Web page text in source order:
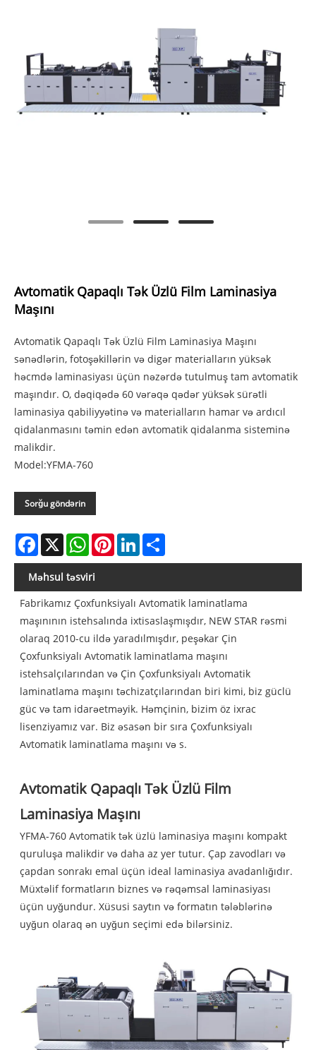
Avtomatik Qapaqlı Tək Üzlü Film Laminasiya
Maşını
Avtomatik Qapaqlı Tək Üzlü Film Laminasiya Maşını
sənədlərin, fotoşəkillərin və digər materialların yüksək
həcmdə laminasiyası üçün nəzərdə tutulmuş tam avtomatik
maşındır. O, dəqiqədə 60 vərəqə qədər yüksək sürətli
laminasiya qabiliyyətinə və materialların hamar və ardıcıl
qidalanmasını təmin edən avtomatik qidalanma sisteminə
malikdir.
Model:YFMA-760
Sorğu göndərin
Facebook
X WhatsAppPinterestLinkedIn
Məhsul təsviri
Fabrikamız Çoxfunksiyalı Avtomatik laminatlama
maşınının istehsalında ixtisaslaşmışdır, NEW STAR rəsmi
olaraq 2010-cu ildə yaradılmışdır, peşəkar Çin
Çoxfunksiyalı Avtomatik laminatlama maşını
istehsalçılarından və Çin Çoxfunksiyalı Avtomatik
laminatlama maşını təchizatçılarından biri kimi, biz güclü
güc və tam idarəetməyik. Həmçinin, bizim öz ixrac
lisenziyamız var. Biz əsasən bir sıra Çoxfunksiyalı
Avtomatik laminatlama maşını və s.
Avtomatik Qapaqlı Tək Üzlü Film
Laminasiya Maşını
YFMA-760 Avtomatik tək üzlü laminasiya maşını kompakt
quruluşa malikdir və daha az yer tutur. Çap zavodları və
çapdan sonrakı emal üçün ideal laminasiya avadanlığıdır.
Müxtəlif formatların biznes və rəqəmsal laminasiyası
üçün uyğundur. Xüsusi saytın və formatın tələblərinə
uyğun olaraq ən uyğun seçimi edə bilərsiniz.